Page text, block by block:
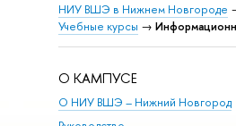
НИУ ВШЭ в Нижнем Новгороде
Учебные курсы →
О КАМПУСЕ
О НИУ ВШЭ – Нижний Новгород